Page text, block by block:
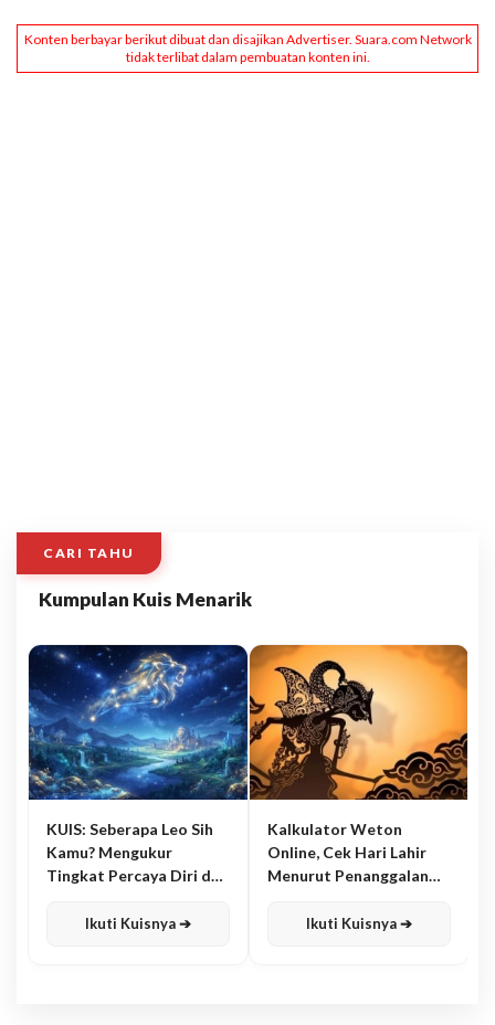
CARI TAHU
Kumpulan Kuis Menarik
KUIS: Seberapa Leo Sih
Kamu? Mengukur
Tingkat Percaya Diri dan
Ikuti Kuisnya ➔
Kalkulator Weton
Online, Cek Hari Lahir
Menurut Penanggalan
Ikuti Kuisnya ➔